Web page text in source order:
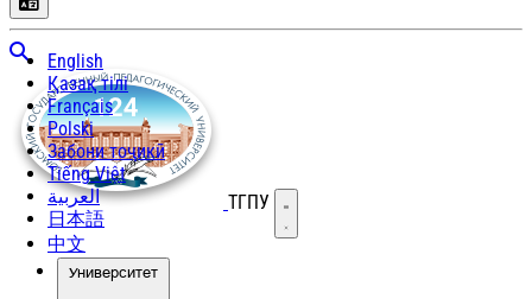
English
Қазақ тілі
Français
Polski
Забони тоҷикӣ
Tiếng Việt
العربية
日本語
中文
ТГПУ Открыть меню
Университет